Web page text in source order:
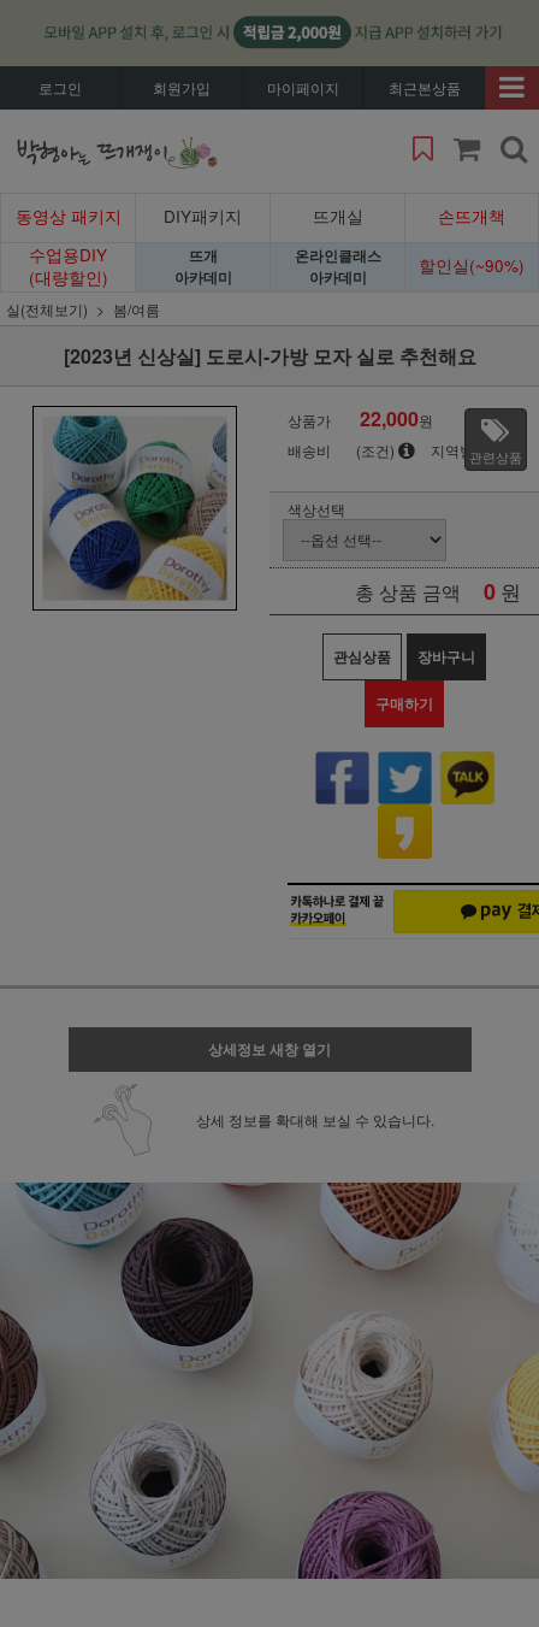
로그인 회원가입 마이페이지 최근본상품
동영상 패키지 DIY패키지 뜨개실
손뜨개책
수업용DIY
(대량할인)
뜨개
아카데미
온라인클래스
아카데미
할인실(~90%)
실(전체보기) 봄/여름
[2023년 신상실] 도로시-가방 모자 실로 추천해요
상품가 22,000원
배송비
(조건) 지역별관련상품
색상선택
총 상품 금액 0 원
관심상품 장바구니
구매하기
상세정보 새창 열기
상세 정보를 확대해 보실 수 있습니다.